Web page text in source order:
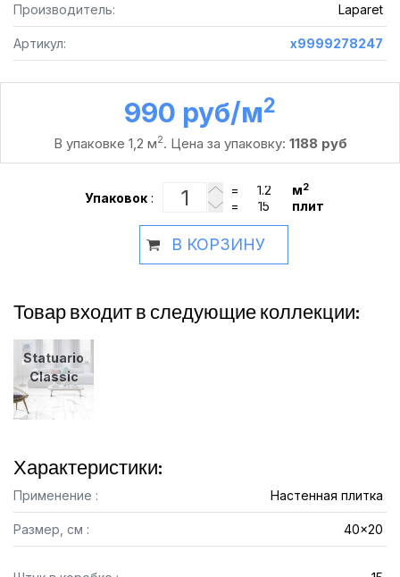
Производитель: Laparet
Артикул: х9999278247
990 руб /м2
В упаковке 1,2 м2. Цена за упаковку: 1188 руб
Упаковок :
= м2
= плит
В КОРЗИНУ
Товар входит в следующие коллекции:
Statuario
Classic
Характеристики:
Применение : Настенная плитка
Размер, см : 40x20